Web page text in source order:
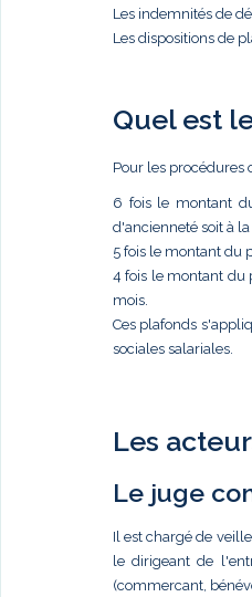
Les indemnités de
Les dispositions de
Quel est
Pour les
6 fois le montant
d'ancienneté soit à
5 fois le montant du
4 fois le montant du
mois.
Ces plafonds
sociales salariales.
Les
Le juge
Il est chargé de
le dirigeant de
(commercant,